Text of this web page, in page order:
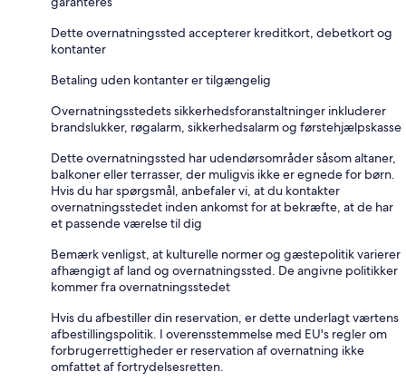
Dette overnatningssted accepterer kreditkort, debetkort og
kontanter
Betaling uden kontanter er tilgængelig
Overnatningsstedets sikkerhedsforanstaltninger inkluderer
brandslukker, røgalarm, sikkerhedsalarm og førstehjælpskasse
Dette overnatningssted har udendørsområder såsom altaner,
balkoner eller terrasser, der muligvis ikke er egnede for børn.
Hvis du har spørgsmål, anbefaler vi, at du kontakter
overnatningsstedet inden ankomst for at bekræfte, at de har
et passende værelse til dig
Bemærk venligst, at kulturelle normer og gæstepolitik varierer
afhængigt af land og overnatningssted. De angivne politikker
kommer fra overnatningsstedet
Hvis du afbestiller din reservation, er dette underlagt værtens
afbestillingspolitik. I overensstemmelse med EU's regler om
forbrugerrettigheder er reservation af overnatning ikke
omfattet af fortrydelsesretten.